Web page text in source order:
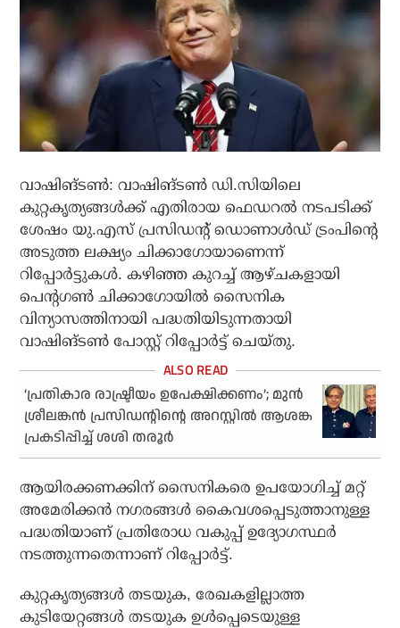
വാഷിങ്ടണ്‍: വാഷിങ്ടണ്‍ ഡി.സിയിലെ
കുറ്റകൃത്യങ്ങള്‍ക്ക് എതിരായ ഫെഡറല്‍ നടപടിക്ക്
ശേഷം യു.എസ് പ്രസിഡന്റ് ഡൊണാള്‍ഡ് ട്രംപിന്റെ
അടുത്ത ലക്ഷ്യം ചിക്കാഗോയാണെന്ന്
റിപ്പോര്‍ട്ടുകള്‍. കഴിഞ്ഞ കുറച്ച് ആഴ്ചകളായി
പെന്റഗണ്‍ ചിക്കാഗോയില്‍ സൈനിക
വിന്യാസത്തിനായി പദ്ധതിയിടുന്നതായി
വാഷിങ്ടണ്‍ പോസ്റ്റ് റിപ്പോര്‍ട്ട് ചെയ്തു.
‘പ്രതികാര രാഷ്ട്രീയം ഉപേക്ഷിക്കണം’; മുന്‍
ശ്രീലങ്കന്‍ പ്രസിഡന്റിന്റെ അറസ്റ്റില്‍ ആശങ്ക
പ്രകടിപ്പിച്ച് ശശി തരൂര്‍
ആയിരക്കണക്കിന് സൈനികരെ ഉപയോഗിച്ച് മറ്റ്
അമേരിക്കന്‍ നഗരങ്ങള്‍ കൈവശപ്പെടുത്താനുള്ള
പദ്ധതിയാണ് പ്രതിരോധ വകുപ്പ് ഉദ്യോഗസ്ഥര്‍
നടത്തുന്നതെന്നാണ് റിപ്പോര്‍ട്ട്.
കുറ്റകൃത്യങ്ങള്‍ തടയുക, രേഖകളില്ലാത്ത
കുടിയേറ്റങ്ങള്‍ തടയുക ഉള്‍പ്പെടെയുള്ള